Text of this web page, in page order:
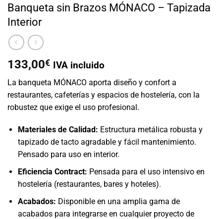
Banqueta sin Brazos MÓNACO – Tapizada
Interior
133,00€ IVA incluido
La banqueta MÓNACO aporta diseño y confort a
restaurantes, cafeterías y espacios de hostelería, con la
robustez que exige el uso profesional.
Materiales de Calidad: Estructura metálica robusta y
tapizado de tacto agradable y fácil mantenimiento.
Pensado para uso en interior.
Eficiencia Contract: Pensada para el uso intensivo en
hostelería (restaurantes, bares y hoteles).
Acabados: Disponible en una amplia gama de
acabados para integrarse en cualquier proyecto de